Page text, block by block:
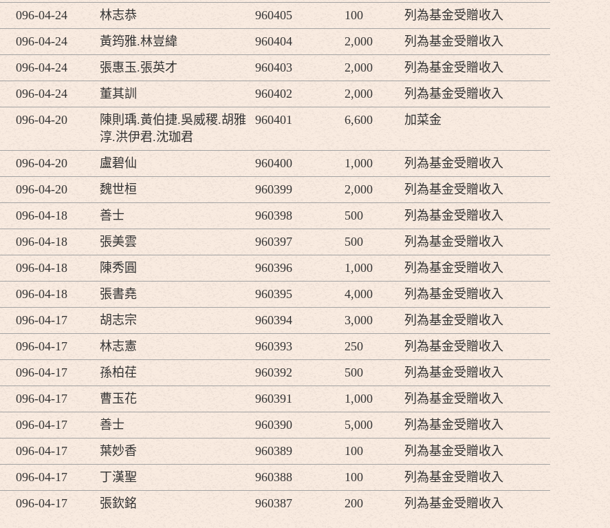
096-04-24 林志恭 960405 100
列為基金受贈收入
096-04-24 黃筠雅.林豈緯 960404 2,000
列為基金受贈收入
096-04-24 張惠玉.張英才 960403 2,000
列為基金受贈收入
096-04-24 董其訓 960402 2,000
列為基金受贈收入
096-04-20
陳則瑀.黃伯捷.吳威稷.胡雅
淳.洪伊君.沈珈君
960401 6,600 加菜金
096-04-20 盧碧仙 960400 1,000
列為基金受贈收入
096-04-20 魏世桓 960399 2,000
列為基金受贈收入
096-04-18 善士 960398 500
列為基金受贈收入
096-04-18 張美雲 960397 500
列為基金受贈收入
096-04-18 陳秀圓 960396 1,000
列為基金受贈收入
096-04-18 張書堯 960395 4,000
列為基金受贈收入
096-04-17 胡志宗 960394 3,000
列為基金受贈收入
096-04-17 林志憲 960393 250
列為基金受贈收入
096-04-17 孫柏荏 960392 500
列為基金受贈收入
096-04-17 曹玉花 960391 1,000
列為基金受贈收入
096-04-17 善士 960390 5,000
列為基金受贈收入
096-04-17 葉妙香 960389 100
列為基金受贈收入
096-04-17 丁漢聖 960388 100
列為基金受贈收入
096-04-17 張欽銘 960387 200 列為基金受贈收入